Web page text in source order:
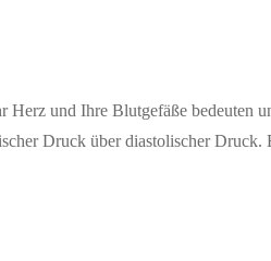
und Ihre Blutgefäße bedeuten
Druck über diastolischer